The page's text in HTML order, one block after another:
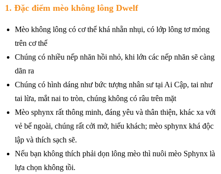
1. Đặc điểm mèo không lông Dwelf
Mèo không lông có cơ thể khá nhẵn nhụi, có lớp lông tơ mỏng
trên cơ thể
Chúng có nhiều nếp nhăn hồi nhỏ, khi lớn các nếp nhăn sẽ càng
dãn ra
Chúng có hình dáng như bức tượng nhân sư tại Ai Cập, tai như
tai lừa, mắt nai to tròn, chúng không có râu trên mặt
Mèo sphynx rất thông minh, đáng yêu và thân thiện, khác xa với
vẻ bể ngoài, chúng rất cởi mở, hiếu khách; mèo sphynx khá độc
lập và thích sạch sẽ.
Nếu bạn không thích phải dọn lông mèo thì nuôi mèo Sphynx là
lựa chọn không tồi.